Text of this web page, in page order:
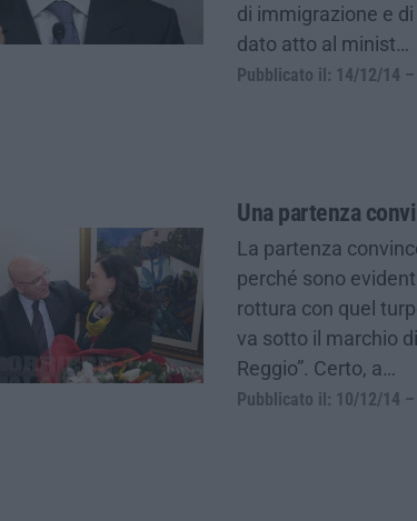
di immigrazione e
dato atto al minist…
Pubblicato il: 14/12/14
Una partenza
La partenza
perché sono
rottura con quel
va sotto il marchio
Reggio”. Certo, a…
Pubblicato il: 10/12/14